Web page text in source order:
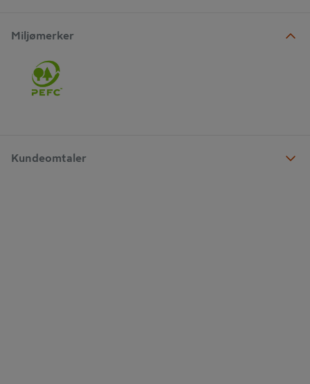
Miljømerker
Kundeomtaler